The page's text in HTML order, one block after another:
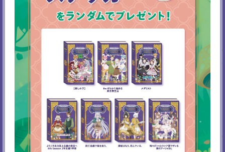
プレゼントをお渡しします。ぜひ
お立ち寄りください。
パンどろぼう
2026年10月より放送が決定し
ているアニメ『パンどろぼう』の
大型展示が登場！作品の世界の
なかで、ぜひパンどろぼうと一緒
にお写真をお撮りください！